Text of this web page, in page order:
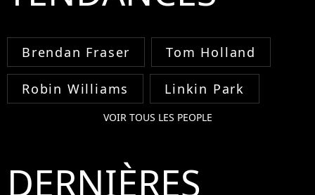
Brendan Fraser Tom Holland
Robin Williams Linkin Park
VOIR TOUS LES PEOPLE
DERNIÈRES